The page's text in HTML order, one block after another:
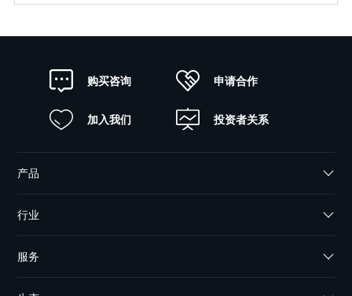
购买咨询 申请合作
加入我们 投资者关系
产品
行业
服务